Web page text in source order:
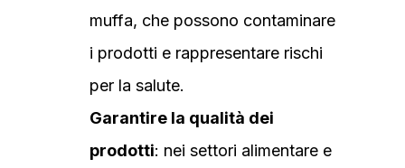
muffa, che possono contaminare
i prodotti e rappresentare rischi
per la salute.
Garantire la qualità dei
prodotti: nei settori alimentare e